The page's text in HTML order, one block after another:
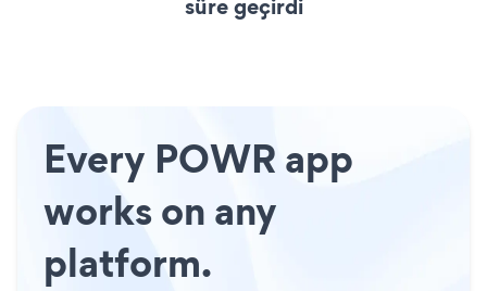
süre geçirdi
Every POWR app
works on any
platform.